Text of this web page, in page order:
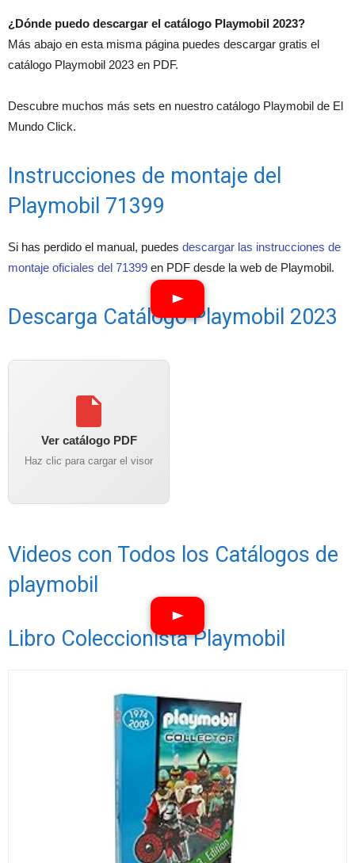
¿Dónde puedo descargar el catálogo Playmobil 2023?
Más abajo en esta misma página puedes descargar gratis el
catálogo Playmobil 2023 en PDF.
Descubre muchos más sets en nuestro catálogo Playmobil de El
Mundo Click.
Instrucciones de montaje del
Playmobil 71399
Si has perdido el manual, puedes descargar las instrucciones de
montaje oficiales del 71399 en PDF desde la web de Playmobil.
Descarga Catálogo Playmobil 2023
Ver catálogo PDF
Haz clic para cargar el visor
Videos con Todos los Catálogos de
playmobil
Libro Coleccionista Playmobil